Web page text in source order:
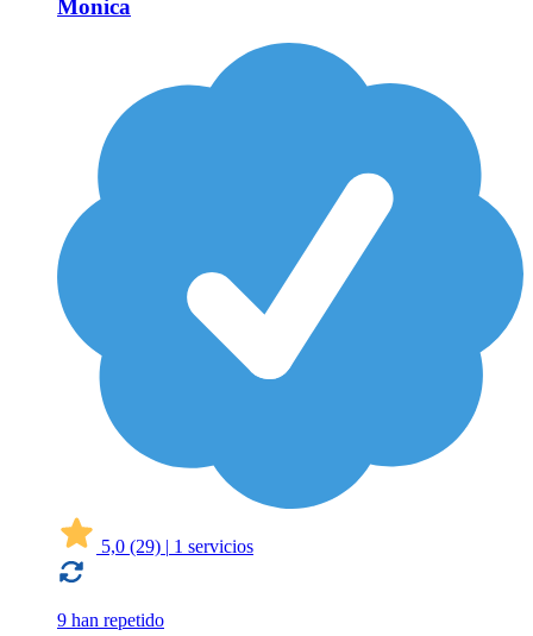
Monica
5,0 (29) | 1 servicios
9 han repetido